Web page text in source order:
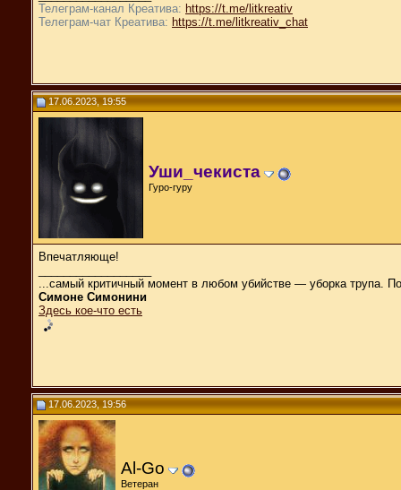
Телеграм-канал Креатива: https://t.me/litkreativ
Телеграм-чат Креатива: https://t.me/litkreativ_chat
17.06.2023, 19:55
Уши_чекиста
Гуро-гуру
Впечатляюще!
...самый критичный момент в любом убийстве — уборка трупа.
Симоне Симонини
Здесь кое-что есть
17.06.2023, 19:56
Al-Go
Ветеран